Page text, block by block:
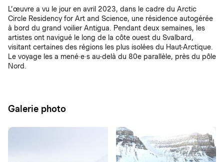
L’œuvre a vu le jour en avril 2023, dans le cadre du Arctic
Circle Residency for Art and Science, une résidence autogérée
à bord du grand voilier Antigua. Pendant deux semaines, les
artistes ont navigué le long de la côte ouest du Svalbard,
visitant certaines des régions les plus isolées du Haut-Arctique.
Le voyage les a mené·e·s au-delà du 80e parallèle, près du pôle
Nord.
Galerie photo